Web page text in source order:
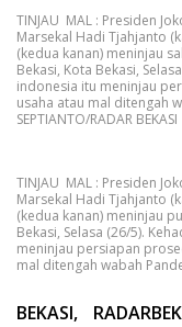
TINJAU MAL : Presiden
Marsekal Hadi Tjahjanto
(kedua kanan) meninjau
Bekasi, Kota Bekasi,
indonesia itu meninjau
usaha atau mal ditengah
SEPTIANTO/RADAR BEKASI
TINJAU MAL : Presiden
Marsekal Hadi Tjahjanto
(kedua kanan) meninjau
Bekasi, Selasa (26/5).
meninjau persiapan
mal ditengah wabah
BEKASI,